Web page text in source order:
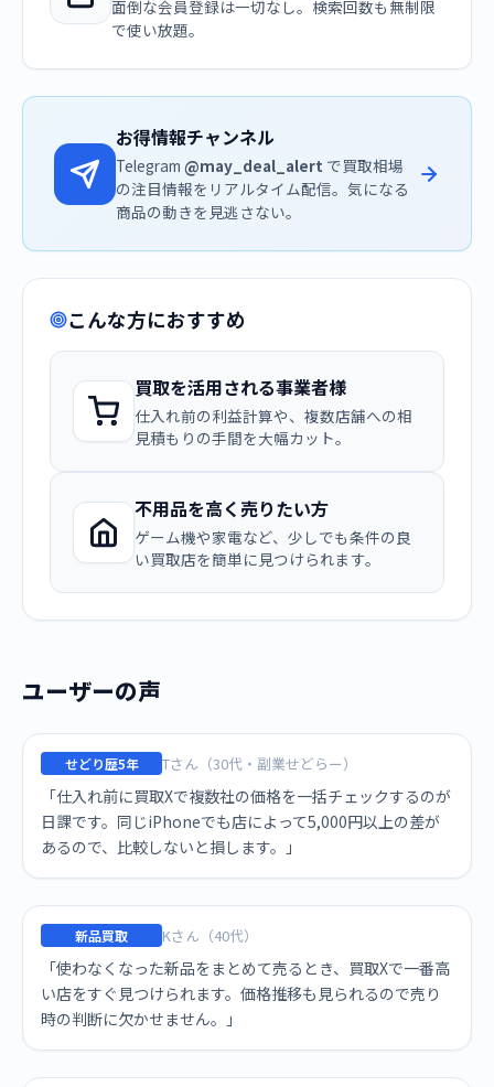
面倒な会員登録は一切なし。検索回数も無制限
で使い放題。
お得情報チャンネル
Telegram @may_deal_alert で買取相場
の注目情報をリアルタイム配信。気になる
商品の動きを見逃さない。
こんな方におすすめ
買取を活用される事業者様
仕入れ前の利益計算や、複数店舗への相
見積もりの手間を大幅カット。
不用品を高く売りたい方
ゲーム機や家電など、少しでも条件の良
い買取店を簡単に見つけられます。
ユーザーの声
せどり歴5年 Tさん（30代・副業せどらー）
「仕入れ前に買取Xで複数社の価格を一括チェックするのが
日課です。同じiPhoneでも店によって5,000円以上の差が
あるので、比較しないと損します。」
新品買取 Kさん（40代）
「使わなくなった新品をまとめて売るとき、買取Xで一番高
い店をすぐ見つけられます。価格推移も見られるので売り
時の判断に欠かせません。」